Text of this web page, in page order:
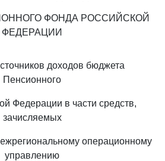
ФОНДА РОССИЙСКОЙ
ФЕДЕРАЦИИ
доходов бюджета
Пенсионного
Федерации в части средств,
зачисляемых
операционному
управлению